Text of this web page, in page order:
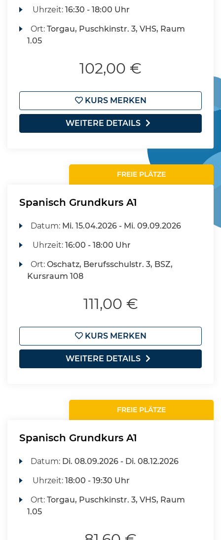
Uhrzeit:16:30 - 18:00 Uhr
Ort:Torgau, Puschkinstr. 3, VHS, Raum
1.05
102,00 €
KURS MERKEN
WEITERE DETAILS
FREIE PLÄTZE
Spanisch Grundkurs A1
Datum: Mi. 15.04.2026 - Mi. 09.09.2026
Uhrzeit:16:00 - 18:00 Uhr
Ort:Oschatz, Berufsschulstr. 3, BSZ,
Kursraum 108
111,00 €
KURS MERKEN
WEITERE DETAILS
FREIE PLÄTZE
Spanisch Grundkurs A1
Datum: Di. 08.09.2026 - Di. 08.12.2026
Uhrzeit:18:00 - 19:30 Uhr
Ort:Torgau, Puschkinstr. 3, VHS, Raum
1.05